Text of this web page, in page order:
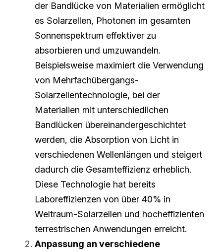
der Bandlücke von Materialien ermöglicht
es Solarzellen, Photonen im gesamten
Sonnenspektrum effektiver zu
absorbieren und umzuwandeln.
Beispielsweise maximiert die Verwendung
von Mehrfachübergangs-
Solarzellentechnologie, bei der
Materialien mit unterschiedlichen
Bandlücken übereinandergeschichtet
werden, die Absorption von Licht in
verschiedenen Wellenlängen und steigert
dadurch die Gesamteffizienz erheblich.
Diese Technologie hat bereits
Laboreffizienzen von über 40% in
Weltraum-Solarzellen und hocheffizienten
terrestrischen Anwendungen erreicht.
Anpassung an verschiedene